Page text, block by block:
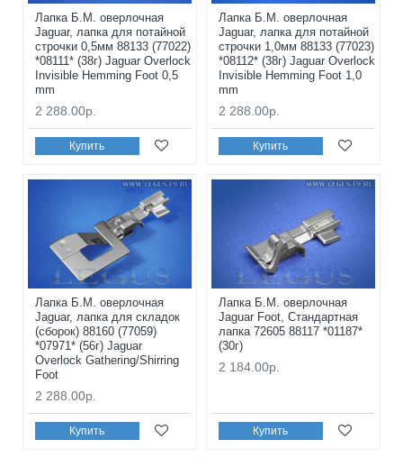
Лапка Б.М. оверлочная
Jaguar, лапка для потайной
строчки 0,5мм 88133 (77022)
*08111* (38г) Jaguar Overlock
Invisible Hemming Foot 0,5
mm
2 288.00р.
Купить
Лапка Б.М. оверлочная
Jaguar, лапка для потайной
строчки 1,0мм 88133 (77023)
*08112* (38г) Jaguar Overlock
Invisible Hemming Foot 1,0
mm
2 288.00р.
Купить
Лапка Б.М. оверлочная
Jaguar, лапка для складок
(сборок) 88160 (77059)
*07971* (56г) Jaguar
Overlock Gathering/Shirring
Foot
2 288.00р.
Купить
Лапка Б.М. оверлочная
Jaguar Foot, Стандартная
лапка 72605 88117 *01187*
(30г)
2 184.00р.
Купить